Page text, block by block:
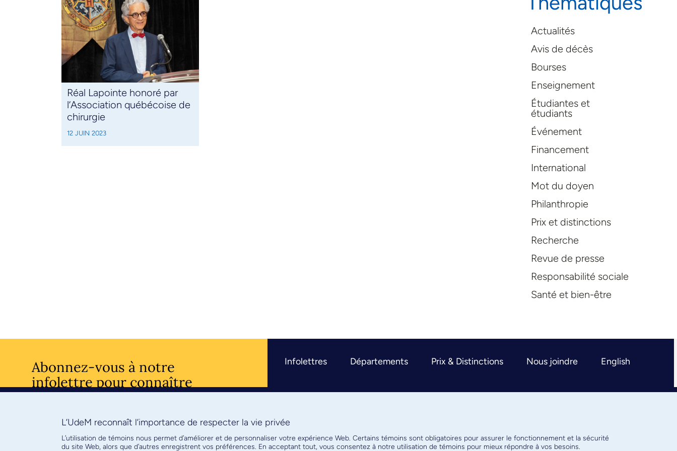
Réal Lapointe honoré par
l’Association québécoise de
chirurgie
12 JUIN 2023
Actualités
Avis de décès
Bourses
Enseignement
Étudiantes et
étudiants
Événement
Financement
International
Mot du doyen
Philanthropie
Prix et distinctions
Recherche
Revue de presse
Responsabilité sociale
Santé et bien-être
Abonnez-vous à notre
infolettre pour connaître
l’actualité facultaire
S'ABONNER
Infolettres Départements Prix & Distinctions Nous joindre English
L’UdeM reconnaît l’importance de respecter la vie privée
L’utilisation de témoins nous permet d’améliorer et de personnaliser votre expérience Web. Certains témoins sont obligatoires pour assurer le fonctionnement et la sécurité
du site Web, alors que d’autres enregistrent vos préférences. En acceptant tout, vous consentez à notre utilisation de témoins pour mieux répondre à vos besoins.